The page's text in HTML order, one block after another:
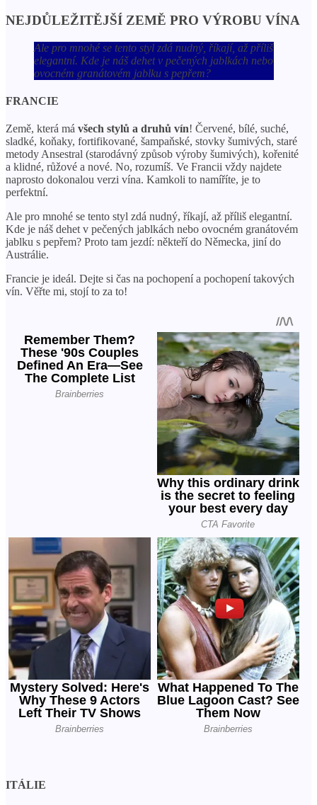
NEJDŮLEŽITĚJŠÍ ZEMĚ PRO VÝROBU VÍNA
Ale pro mnohé se tento styl zdá nudný, říkají, až příliš
elegantní. Kde je náš dehet v pečených jablkách nebo
ovocném granátovém jablku s pepřem?
FRANCIE
Země, která má všech stylů a druhů vín! Červené, bílé, suché,
sladké, koňaky, fortifikované, šampaňské, stovky šumivých, staré
metody Ansestral (starodávný způsob výroby šumivých), kořenité
a klidné, růžové a nové. No, rozumíš. Ve Francii vždy najdete
naprosto dokonalou verzi vína. Kamkoli to namíříte, je to
perfektní.
Ale pro mnohé se tento styl zdá nudný, říkají, až příliš elegantní.
Kde je náš dehet v pečených jablkách nebo ovocném granátovém
jablku s pepřem? Proto tam jezdí: někteří do Německa, jiní do
Austrálie.
Francie je ideál. Dejte si čas na pochopení a pochopení takových
vín. Věřte mi, stojí to za to!
ITÁLIE